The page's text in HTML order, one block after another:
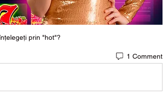
prin "hot"?
1 Comment